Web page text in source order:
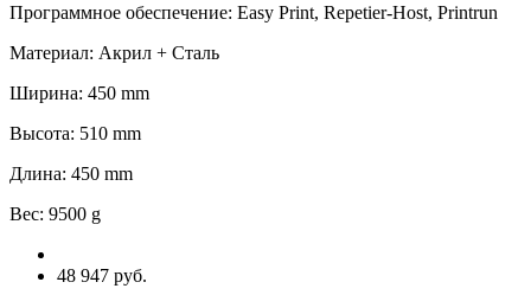
Программное обеспечение: Easy Print, Repetier-Host, Printrun
Материал: Акрил + Сталь
Ширина: 450 mm
Высота: 510 mm
Длина: 450 mm
Вес: 9500 g
48 947 руб.